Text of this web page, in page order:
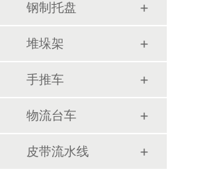
钢制托盘
堆垛架
手推车
物流台车
皮带流水线